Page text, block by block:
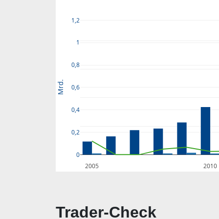
2005 2010
0
0,2
0,4
0,6
0,8
1
1,2
Mrd.
Trader-Check